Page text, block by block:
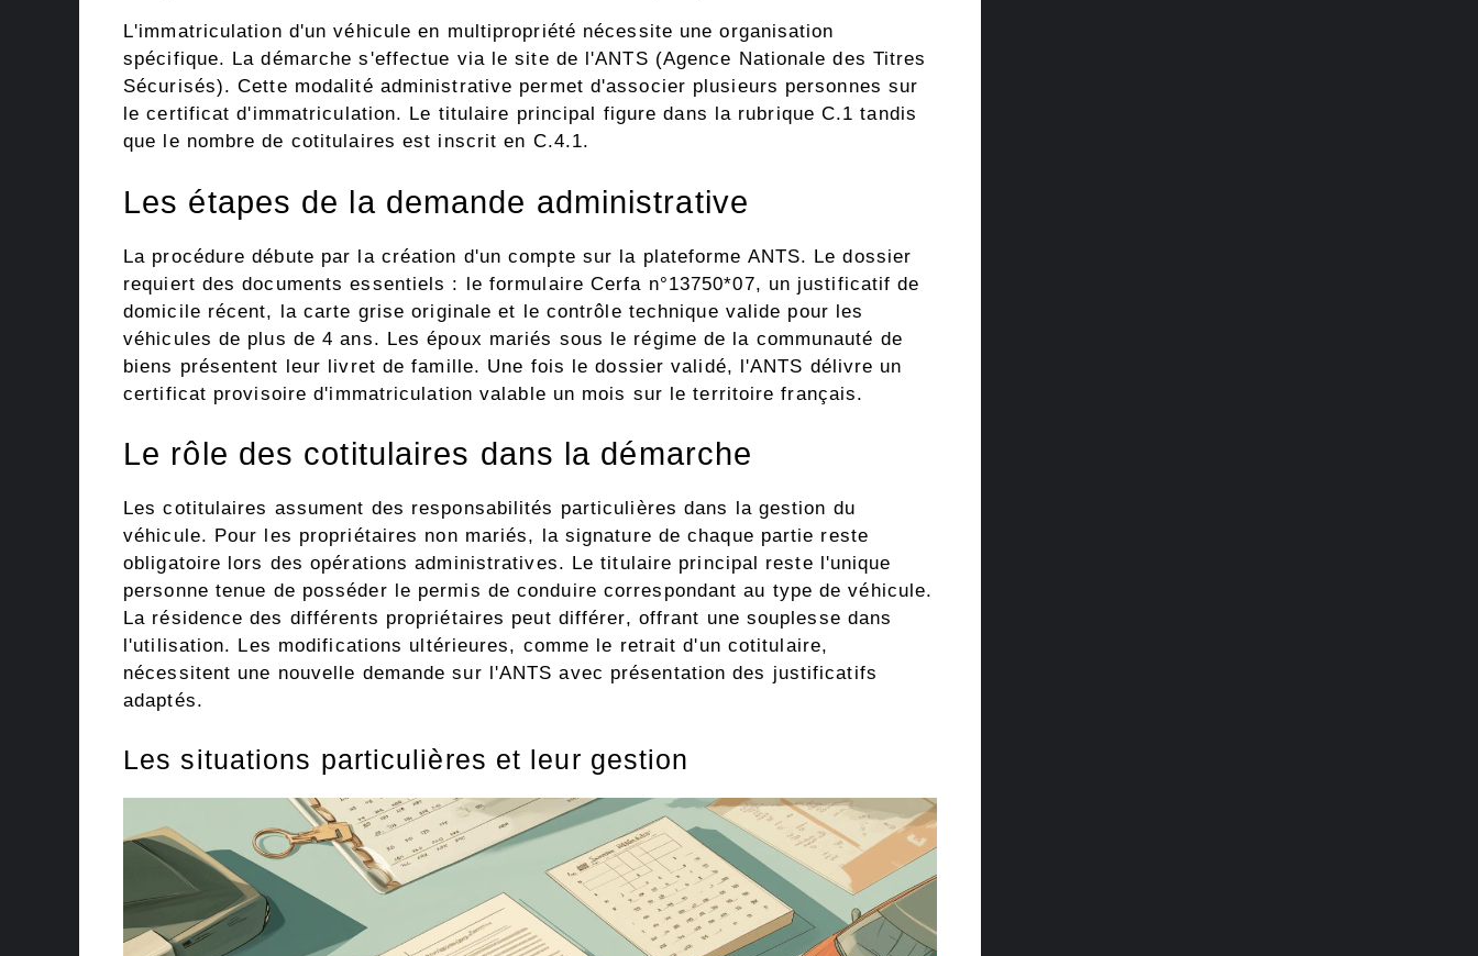
L'immatriculation d'un véhicule en multipropriété nécessite une organisation
spécifique. La démarche s'effectue via le site de l'ANTS (Agence Nationale des Titres
Sécurisés). Cette modalité administrative permet d'associer plusieurs personnes sur
le certificat d'immatriculation. Le titulaire principal figure dans la rubrique C.1 tandis
que le nombre de cotitulaires est inscrit en C.4.1.
Les étapes de la demande administrative
La procédure débute par la création d'un compte sur la plateforme ANTS. Le dossier
requiert des documents essentiels : le formulaire Cerfa n°13750*07, un justificatif de
domicile récent, la carte grise originale et le contrôle technique valide pour les
véhicules de plus de 4 ans. Les époux mariés sous le régime de la communauté de
biens présentent leur livret de famille. Une fois le dossier validé, l'ANTS délivre un
certificat provisoire d'immatriculation valable un mois sur le territoire français.
Le rôle des cotitulaires dans la démarche
Les cotitulaires assument des responsabilités particulières dans la gestion du
véhicule. Pour les propriétaires non mariés, la signature de chaque partie reste
obligatoire lors des opérations administratives. Le titulaire principal reste l'unique
personne tenue de posséder le permis de conduire correspondant au type de véhicule.
La résidence des différents propriétaires peut différer, offrant une souplesse dans
l'utilisation. Les modifications ultérieures, comme le retrait d'un cotitulaire,
nécessitent une nouvelle demande sur l'ANTS avec présentation des justificatifs
adaptés.
Les situations particulières et leur gestion